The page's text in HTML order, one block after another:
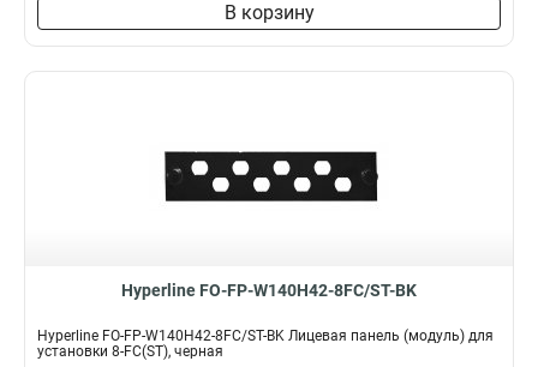
В корзину
Hyperline FO-FP-W140H42-8FC/ST-BK
Hyperline FO-FP-W140H42-8FC/ST-BK Лицевая панель (модуль) для
установки 8-FC(ST), черная